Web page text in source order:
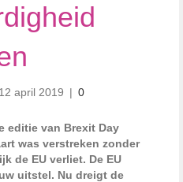
12 april 2019 | 0
editie van Brexit Day
was verstreken zonder
de EU verliet. De EU
uitstel. Nu dreigt de